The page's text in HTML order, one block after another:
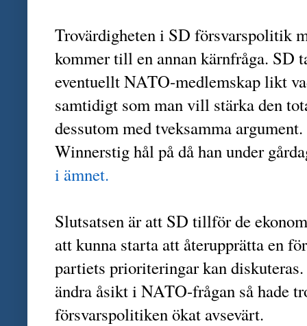
Trovärdigheten i SD försvarspolitik
kommer till en annan kärnfråga. SD
eventuellt NATO-medlemskap likt
samtidigt som man vill stärka den
dessutom med tveksamma
Winnerstig hål på då han under
i ämnet.
Slutsatsen är att SD tillför de
att kunna starta att återupprätta en
partiets prioriteringar kan
ändra åsikt i NATO-frågan så hade
försvarspolitiken ökat avsevärt.